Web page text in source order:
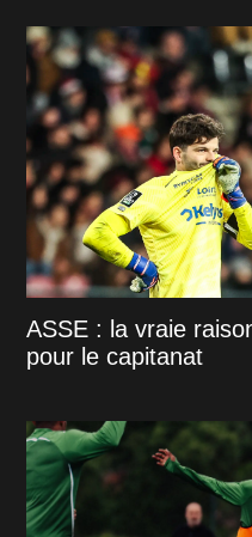
ASSE : la vraie
pour le capitanat